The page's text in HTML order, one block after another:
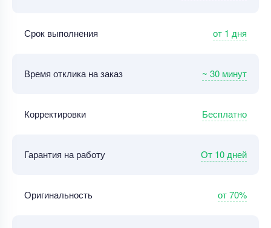
Срок выполнения от 1 дня
Время отклика на заказ ~ 30 минут
Корректировки Бесплатно
Гарантия на работу От 10 дней
Оригинальность от 70%